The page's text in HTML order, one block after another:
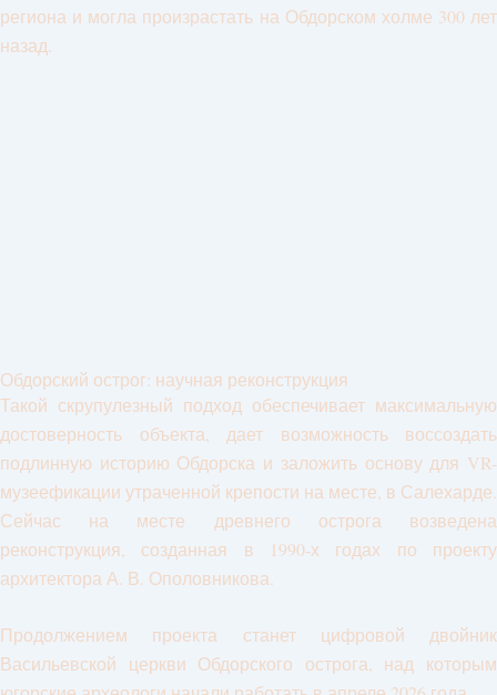
региона и могла произрастать на Обдорском холме 300 лет
назад.
Обдорский острог: научная реконструкция
Такой скрупулезный подход обеспечивает максимальную
достоверность объекта, дает возможность воссоздать
подлинную историю Обдорска и заложить основу для VR-
музеефикации утраченной крепости на месте, в Салехарде.
Сейчас на месте древнего острога возведена
реконструкция, созданная в 1990-х годах по проекту
архитектора А. В. Ополовникова.
Продолжением проекта станет цифровой двойник
Васильевской церкви Обдорского острога, над которым